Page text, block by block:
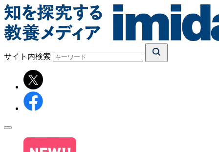
サイト内検索